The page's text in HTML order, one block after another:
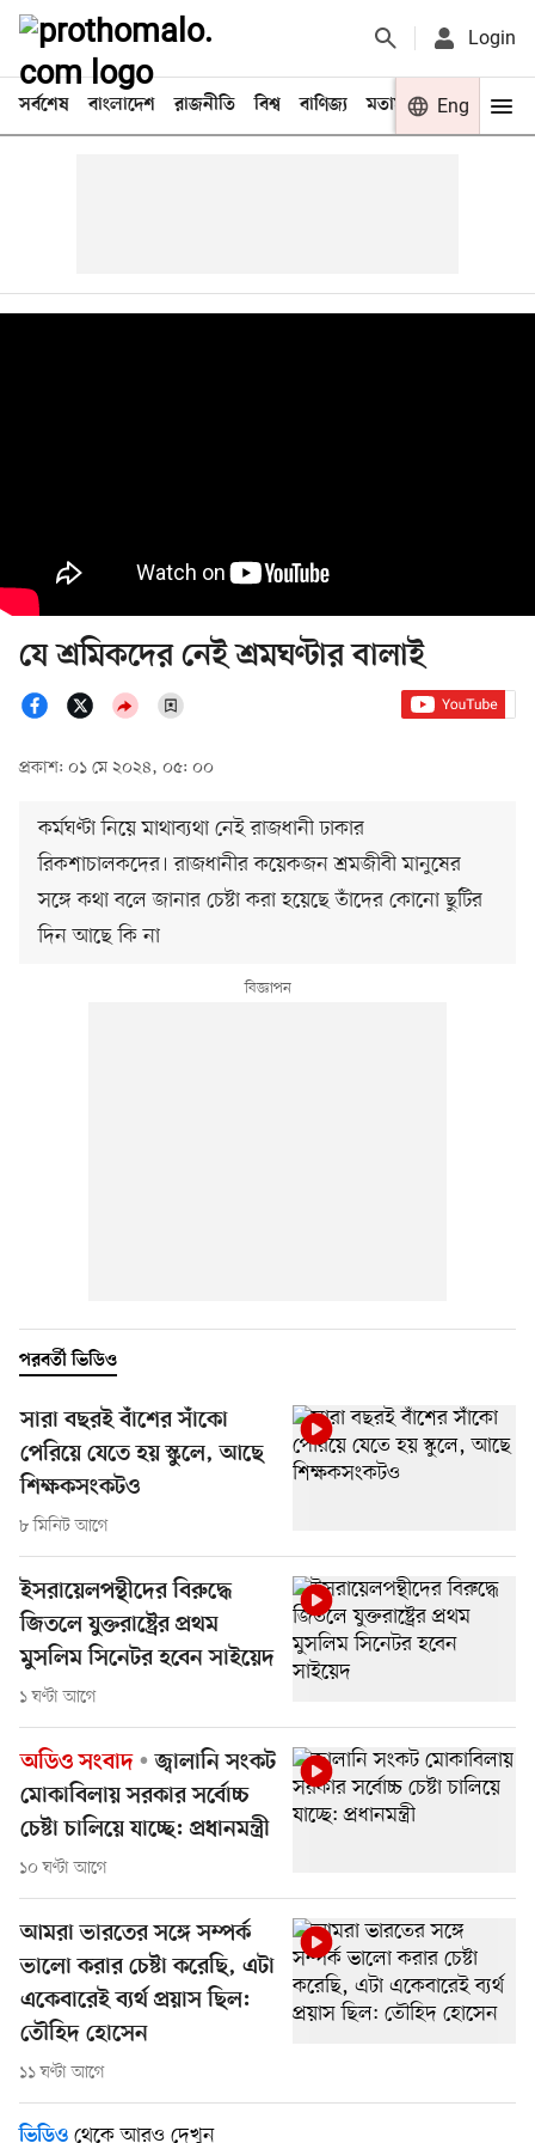
Login
সর্বশেষ বাংলাদেশ রাজনীতি বিশ্ব বাণিজ্য মতামত খেলা
Eng
যে শ্রমিকদের নেই শ্রমঘণ্টার বালাই
প্রকাশ: ০১ মে ২০২৪, ০৫: ০০
কর্মঘণ্টা নিয়ে মাথাব্যথা নেই রাজধানী ঢাকার
রিকশাচালকদের। রাজধানীর কয়েকজন শ্রমজীবী মানুষের
সঙ্গে কথা বলে জানার চেষ্টা করা হয়েছে তাঁদের কোনো ছুটির
দিন আছে কি না
পরবর্তী ভিডিও
সারা বছরই বাঁশের সাঁকো
পেরিয়ে যেতে হয় স্কুলে, আছে
শিক্ষকসংকটও
৮ মিনিট আগে
ইসরায়েলপন্থীদের বিরুদ্ধে
জিতলে যুক্তরাষ্ট্রের প্রথম
মুসলিম সিনেটর হবেন সাইয়েদ
১ ঘণ্টা আগে
অডিও সংবাদ
জ্বালানি সংকট
মোকাবিলায় সরকার সর্বোচ্চ
চেষ্টা চালিয়ে যাচ্ছে: প্রধানমন্ত্রী
১০ ঘণ্টা আগে
আমরা ভারতের সঙ্গে সম্পর্ক
ভালো করার চেষ্টা করেছি, এটা
একেবারেই ব্যর্থ প্রয়াস ছিল:
তৌহিদ হোসেন
১১ ঘণ্টা আগে
ভিডিও থেকে আরও দেখুন